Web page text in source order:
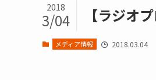
【ラジオ
2018
3/04
メディア情報 2018.03.04